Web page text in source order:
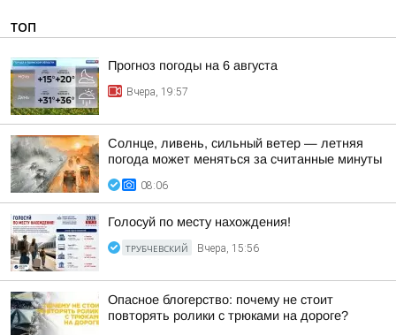
ТОП
Прогноз погоды на 6 августа
Вчера, 19:57
Солнце, ливень, сильный ветер — летняя
погода может меняться за считанные минуты
08:06
Голосуй по месту нахождения!
ТРУБЧЕВСКИЙ Вчера, 15:56
Опасное блогерство: почему не стоит
повторять ролики с трюками на дороге?